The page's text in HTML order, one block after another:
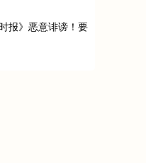
报》恶意诽谤！要